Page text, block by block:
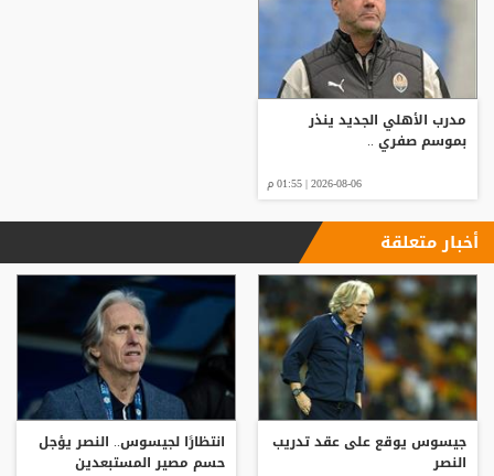
مدرب الأهلي الجديد ينذر
بموسم صفري ..
2026-08-06 | 01:55 م
أخبار متعلقة
جيسوس يوقع على عقد تدريب
النصر
انتظارًا لجيسوس.. النصر يؤجل
حسم مصير المستبعدين